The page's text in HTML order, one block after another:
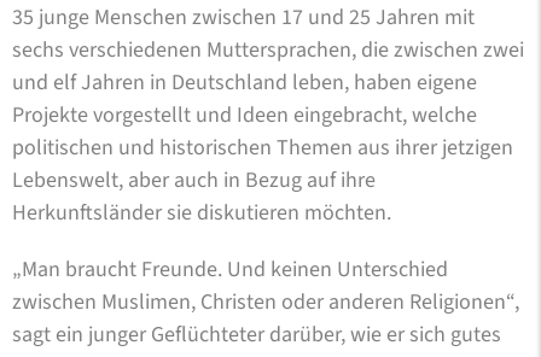
35 junge Menschen zwischen 17 und 25 Jahren mit
sechs verschiedenen Muttersprachen, die zwischen zwei
und elf Jahren in Deutschland leben, haben eigene
Projekte vorgestellt und Ideen eingebracht, welche
politischen und historischen Themen aus ihrer jetzigen
Lebenswelt, aber auch in Bezug auf ihre
Herkunftsländer sie diskutieren möchten.
„Man braucht Freunde. Und keinen Unterschied
zwischen Muslimen, Christen oder anderen Religionen“,
sagt ein junger Geflüchteter darüber, wie er sich gutes